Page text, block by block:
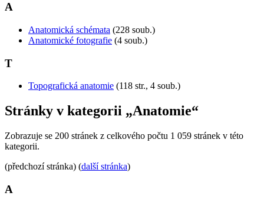
A
Anatomická schémata (228 soub.)
Anatomické fotografie (4 soub.)
T
Topografická anatomie (118 str., 4 soub.)
Stránky v kategorii „Anatomie“
Zobrazuje se 200 stránek z celkového počtu 1 059 stránek v této
kategorii.
(předchozí stránka) (další stránka)
A